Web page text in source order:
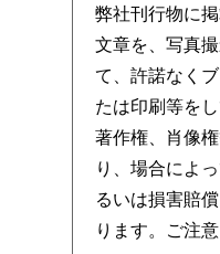
弊社刊行物に
文章を、写真
て、許諾なく
たは印刷等を
著作権、肖像
り、場合によ
るいは損害賠
ります。ご注意